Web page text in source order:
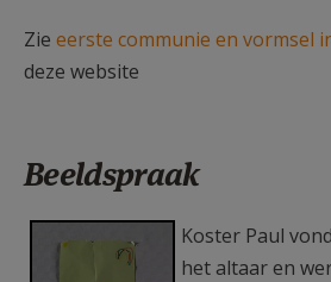
Zie eerste communie en vormsel
deze website
Beeldspraak
F1250b43.jpgKoster Paul
het altaar en